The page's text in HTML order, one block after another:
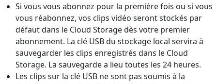
Si vous vous abonnez pour la première fois ou si vous
vous réabonnez, vos clips vidéo seront stockés par
défaut dans le Cloud Storage dès votre premier
abonnement. La clé USB du stockage local servira à
sauvegarder les clips enregistrés dans le Cloud
Storage. La sauvegarde a lieu toutes les 24 heures.
Les clips sur la clé USB ne sont pas soumis à la